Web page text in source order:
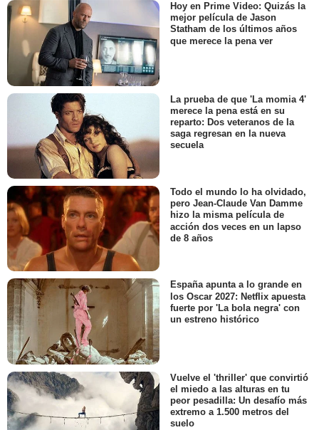
Hoy en Prime Video: Quizás la
mejor película de Jason
Statham de los últimos años
que merece la pena ver
La prueba de que 'La momia 4'
merece la pena está en su
reparto: Dos veteranos de la
saga regresan en la nueva
secuela
Todo el mundo lo ha olvidado,
pero Jean-Claude Van Damme
hizo la misma película de
acción dos veces en un lapso
de 8 años
España apunta a lo grande en
los Oscar 2027: Netflix apuesta
fuerte por 'La bola negra' con
un estreno histórico
Vuelve el 'thriller' que convirtió
el miedo a las alturas en tu
peor pesadilla: Un desafío más
extremo a 1.500 metros del
suelo